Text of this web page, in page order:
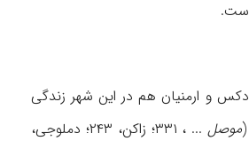
و ارمنیان هم در این شهر زندگی
موصل ... ، ۳۳۱؛ زاکن، ۲۴۳؛ دملوجی،